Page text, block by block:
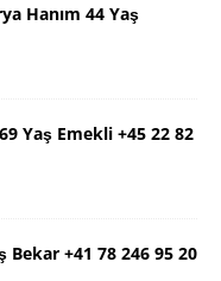
Hanım 44 Yaş
Yaş Emekli +45 22 82
Bekar +41 78 246 95 20